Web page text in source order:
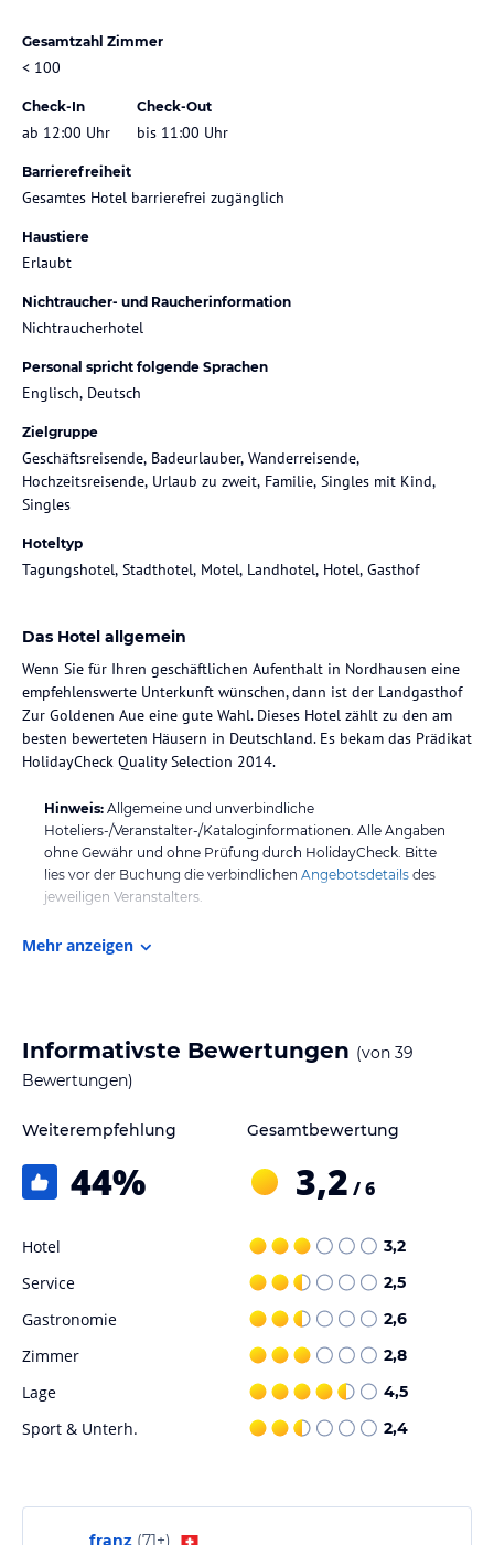
Gesamtzahl Zimmer
< 100
Check-In
ab 12:00 Uhr
Check-Out
bis 11:00 Uhr
Barrierefreiheit
Gesamtes Hotel barrierefrei zugänglich
Haustiere
Erlaubt
Nichtraucher- und Raucherinformation
Nichtraucherhotel
Personal spricht folgende Sprachen
Englisch, Deutsch
Zielgruppe
Geschäftsreisende, Badeurlauber, Wanderreisende,
Hochzeitsreisende, Urlaub zu zweit, Familie, Singles mit Kind,
Singles
Hoteltyp
Tagungshotel, Stadthotel, Motel, Landhotel, Hotel, Gasthof
Das Hotel allgemein
Wenn Sie für Ihren geschäftlichen Aufenthalt in Nordhausen eine
empfehlenswerte Unterkunft wünschen, dann ist der Landgasthof
Zur Goldenen Aue eine gute Wahl. Dieses Hotel zählt zu den am
besten bewerteten Häusern in Deutschland. Es bekam das Prädikat
HolidayCheck Quality Selection 2014.
Hinweis: Allgemeine und unverbindliche
Hoteliers-/Veranstalter-/Kataloginformationen. Alle Angaben
ohne Gewähr und ohne Prüfung durch HolidayCheck. Bitte
lies vor der Buchung die verbindlichen Angebotsdetails des
jeweiligen Veranstalters.
Mehr anzeigen
Informativste Bewertungen (von 39
Bewertungen)
Weiterempfehlung
44%
Gesamtbewertung
3,2 / 6
Hotel 3,2
Service 2,5
Gastronomie 2,6
Zimmer 2,8
Lage 4,5
Sport & Unterh. 2,4
franz (71+)